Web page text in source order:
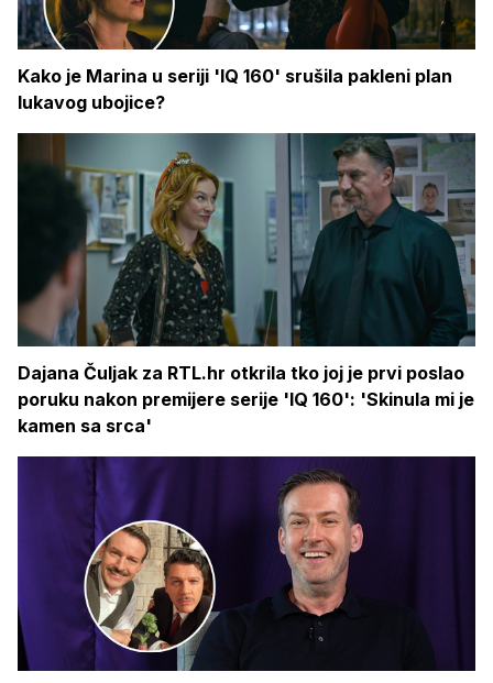
Kako je Marina u seriji 'IQ 160' srušila pakleni plan
lukavog ubojice?
Dajana Čuljak za RTL.hr otkrila tko joj je prvi poslao
poruku nakon premijere serije 'IQ 160': 'Skinula mi je
kamen sa srca'